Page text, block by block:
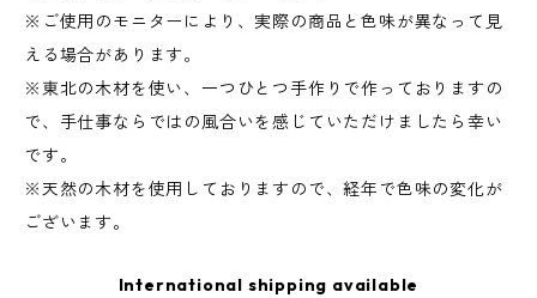
※ご使用のモニターにより、実際の商品と色味が異なって見
える場合があります。
※東北の木材を使い、一つひとつ手作りで作っておりますの
で、手仕事ならではの風合いを感じていただけましたら幸い
です。
※天然の木材を使用しておりますので、経年で色味の変化が
ございます。
International shipping available